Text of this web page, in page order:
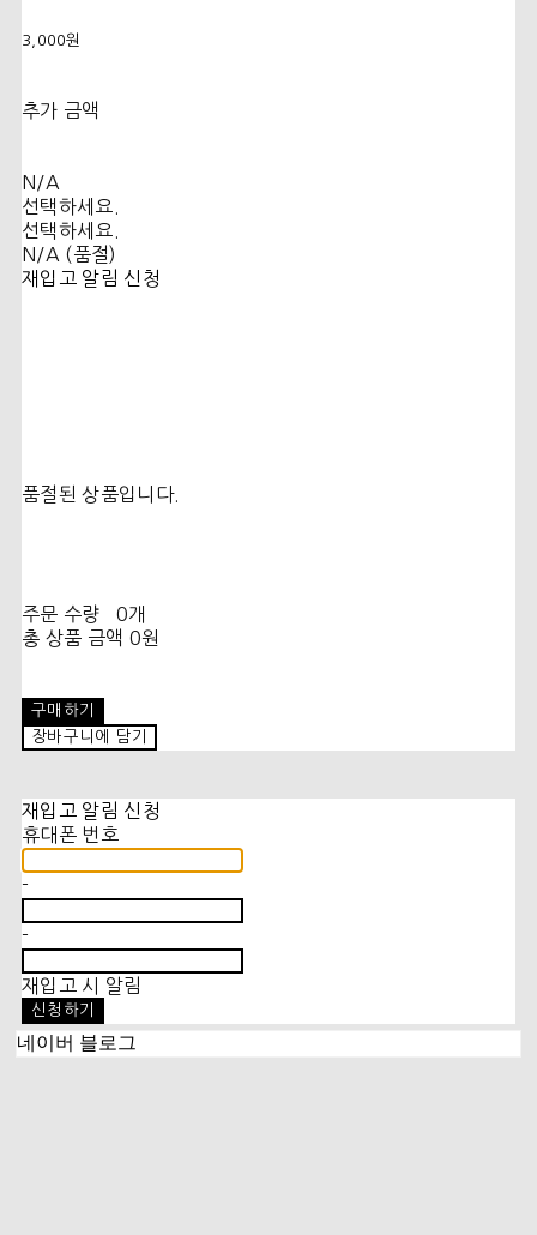
3,000원
추가 금액
N/A
선택하세요.
선택하세요.
N/A (품절)
재입고 알림 신청
품절된 상품입니다.
주문 수량
0개
총 상품 금액 0원
구매하기
장바구니에 담기
재입고 알림 신청
휴대폰 번호
-
-
재입고 시 알림
신청하기
네이버 블로그